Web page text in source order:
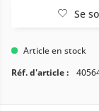
Se
Article en stock
Réf. d'article :